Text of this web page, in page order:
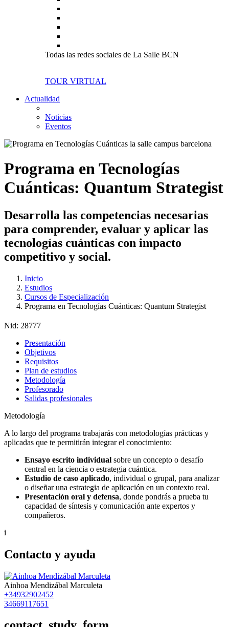
Todas las redes sociales de La Salle BCN
TOUR VIRTUAL
Actualidad
Noticias
Eventos
Programa en Tecnologías
Cuánticas: Quantum Strategist
Desarrolla las competencias necesarias
para comprender, evaluar y aplicar las
tecnologías cuánticas con impacto
competitivo y social.
Inicio
Estudios
Cursos de Especialización
Programa en Tecnologías Cuánticas: Quantum Strategist
Nid: 28777
Presentación
Objetivos
Requisitos
Plan de estudios
Metodología
Profesorado
Salidas profesionales
Metodología
A lo largo del programa trabajarás con metodologías prácticas y
aplicadas que te permitirán integrar el conocimiento:
Ensayo escrito individual sobre un concepto o desafío
central en la ciencia o estrategia cuántica.
Estudio de caso aplicado, individual o grupal, para analizar
o diseñar una estrategia de aplicación en un contexto real.
Presentación oral y defensa, donde pondrás a prueba tu
capacidad de síntesis y comunicación ante expertos y
compañeros.
i
Contacto y ayuda
Ainhoa Mendizábal Marculeta
+34932902452
34669117651